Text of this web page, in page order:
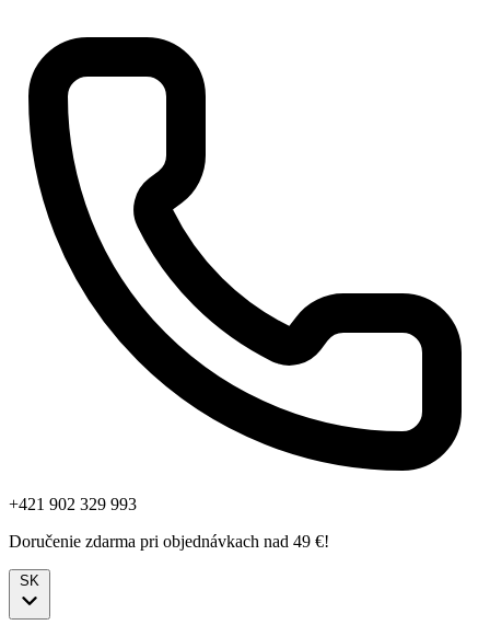
+421 902 329 993
Doručenie zdarma pri objednávkach nad 49 €!
SK